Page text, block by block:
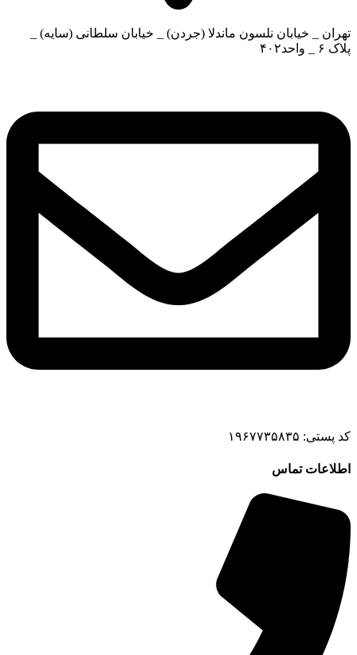
تهران _ خیابان نلسون ماندلا (جردن) _ خیابان سلطانی (سایه) _
پلاک ۶ _ واحد۴۰۲
کد پستی: ۱۹۶۷۷۳۵۸۳۵
اطلاعات تماس